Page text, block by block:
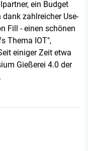
ein Budget
zahlreicher Use-
Fill - einen schönen
Thema IOT",
einiger Zeit etwa
Gießerei 4.0 der